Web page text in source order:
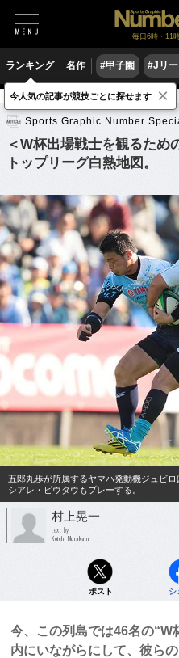
毎日6時・11
ランキング 名作 #甲子園 #Jリ
ラグビー リーグワン
Sports Graphic Number
＜W杯出場戦士を観るため
トップリーグ白熱地図。
五郎丸歩が所属するヤマハ発動機ジュビ
シアレ・ピウタウもプレーする。
村上晃一
text by
Koichi Murakami
ポスト シ
今、この列島では46名の“W
内にいながらにして、彼ら
今人気の記事が競技ごとに探せます ×